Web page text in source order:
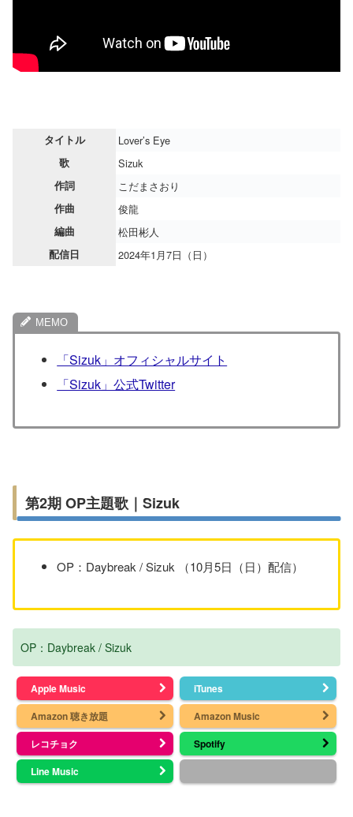
タイトル Lover’s Eye
歌 Sizuk
作詞 こだまさおり
作曲 俊龍
編曲 松田彬人
配信日 2024年1月7日（日）
「Sizuk」オフィシャルサイト
「Sizuk」公式Twitter
第2期 OP主題歌｜Sizuk
OP：Daybreak / Sizuk （10月5日（日）配信）
OP：Daybreak / Sizuk
Apple Music
iTunes
Amazon 聴き放題
Amazon Music
レコチョク
Spotify
Line Music